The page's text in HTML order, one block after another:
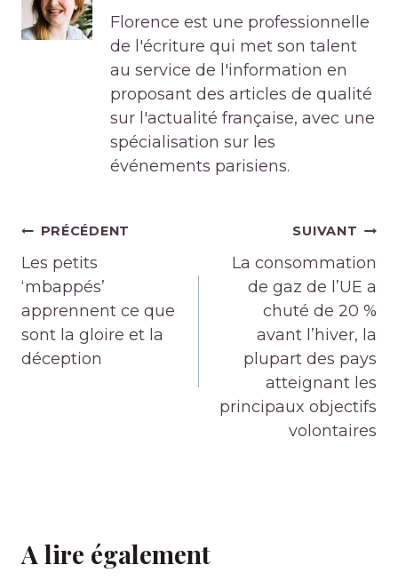
Florence est une professionnelle
de l'écriture qui met son talent
au service de l'information en
proposant des articles de qualité
sur l'actualité française, avec une
spécialisation sur les
événements parisiens.
Navigation
de
l’article
PRÉCÉDENT
Les petits
‘mbappés’
apprennent ce que
sont la gloire et la
déception
SUIVANT
La consommation
de gaz de l’UE a
chuté de 20 %
avant l’hiver, la
plupart des pays
atteignant les
principaux objectifs
volontaires
A lire également